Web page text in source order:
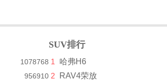
1078768
956910
SUV排行
1 哈弗H6
2 RAV4荣放